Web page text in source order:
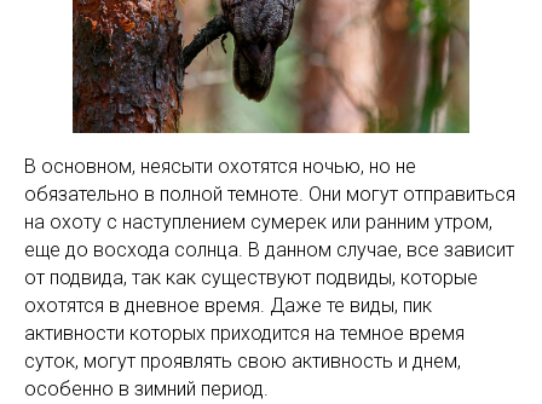
В основном, неясыти охотятся ночью, но не
обязательно в полной темноте. Они могут отправиться
на охоту с наступлением сумерек или ранним утром,
еще до восхода солнца. В данном случае, все зависит
от подвида, так как существуют подвиды, которые
охотятся в дневное время. Даже те виды, пик
активности которых приходится на темное время
суток, могут проявлять свою активность и днем,
особенно в зимний период.